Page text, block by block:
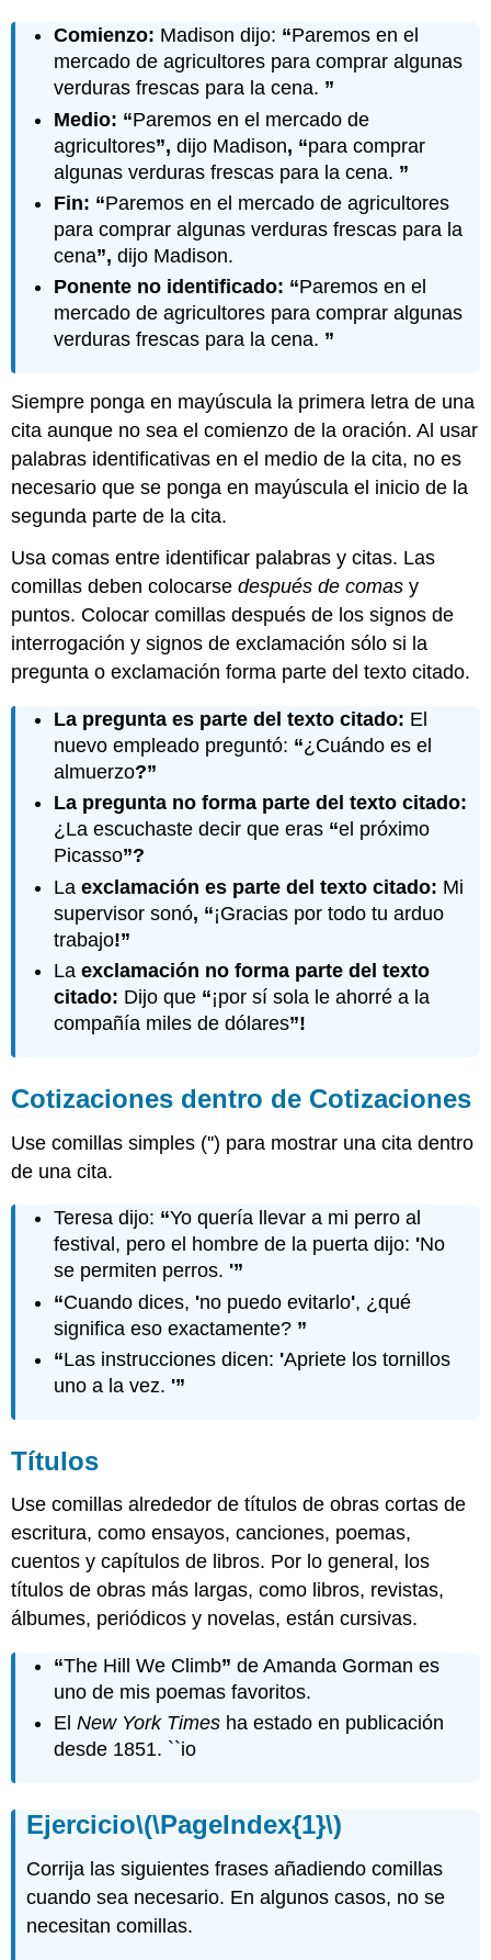
Comienzo: Madison dijo: “Paremos en el
mercado de agricultores para comprar algunas
verduras frescas para la cena. ”
Medio: “Paremos en el mercado de
agricultores”, dijo Madison, “para comprar
algunas verduras frescas para la cena. ”
Fin: “Paremos en el mercado de agricultores
para comprar algunas verduras frescas para la
cena”, dijo Madison.
Ponente no identificado: “Paremos en el
mercado de agricultores para comprar algunas
verduras frescas para la cena. ”
Siempre ponga en mayúscula la primera letra de una
cita aunque no sea el comienzo de la oración. Al usar
palabras identificativas en el medio de la cita, no es
necesario que se ponga en mayúscula el inicio de la
segunda parte de la cita.
Usa comas entre identificar palabras y citas. Las
comillas deben colocarsedespués de comas y
puntos. Colocar comillas después de los signos de
interrogación y signos de exclamación sólo si la
pregunta o exclamación forma parte del texto citado.
La pregunta es parte del texto citado: El
nuevo empleado preguntó: “¿Cuándo es el
almuerzo?”
La pregunta no forma parte del texto citado:
¿La escuchaste decir que eras “el próximo
Picasso”?
Laexclamación es parte del texto citado: Mi
supervisor sonó, “¡Gracias por todo tu arduo
trabajo!”
Laexclamación no forma parte del texto
citado: Dijo que “¡por sí sola le ahorré a la
compañía miles de dólares”!
Cotizaciones dentro de Cotizaciones
Use comillas simples ('') para mostrar una cita dentro
de una cita.
Teresa dijo: “Yo quería llevar a mi perro al
festival, pero el hombre de la puerta dijo: 'No
se permiten perros. '”
“Cuando dices, 'no puedo evitarlo', ¿qué
significa eso exactamente? ”
“Las instrucciones dicen: 'Apriete los tornillos
uno a la vez. '”
Títulos
Use comillas alrededor de títulos de obras cortas de
escritura, como ensayos, canciones, poemas,
cuentos y capítulos de libros. Por lo general, los
títulos de obras más largas, como libros, revistas,
álbumes, periódicos y novelas, están cursivas.
“The Hill We Climb” de Amanda Gorman es
uno de mis poemas favoritos.
ElNew York Times ha estado en publicación
desde 1851. ``io
Ejercicio\(\PageIndex{1}\)
Corrija las siguientes frases añadiendo comillas
cuando sea necesario. En algunos casos, no se
necesitan comillas.